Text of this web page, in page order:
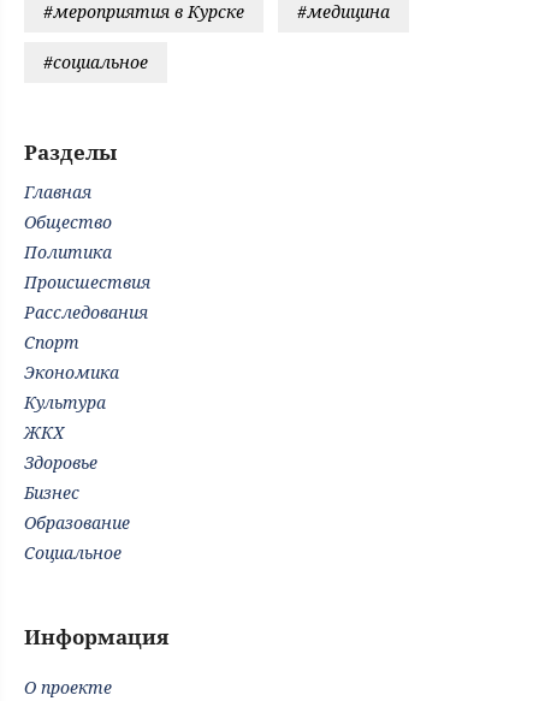
#мероприятия в Курске #медицина
#социальное
Разделы
Главная
Общество
Политика
Происшествия
Расследования
Спорт
Экономика
Культура
ЖКХ
Здоровье
Бизнес
Образование
Социальное
Информация
О проекте